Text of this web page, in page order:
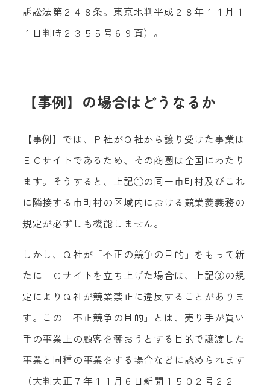
訴訟法第２４８条。東京地判平成２８年１１月１
１日判時２３５５号６９頁）。
【事例】の場合はどうなるか
【事例】では、Ｐ社がＱ社から譲り受けた事業は
ＥＣサイトであるため、その商圏は全国にわたり
ます。そうすると、上記①の同一市町村及びこれ
に隣接する市町村の区域内における競業菱義務の
規定が必ずしも機能しません。
しかし、Ｑ社が「不正の競争の目的」をもって新
たにＥＣサイトを立ち上げた場合は、上記③の規
定によりＱ社が競業禁止に違反することがありま
す。この「不正競争の目的」とは、売り手が買い
手の事業上の顧客を奪おうとする目的で譲渡した
事業と同種の事業をする場合などに認められます
（大判大正７年１１月６日新聞１５０２号２２